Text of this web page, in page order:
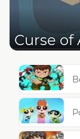
Curse of